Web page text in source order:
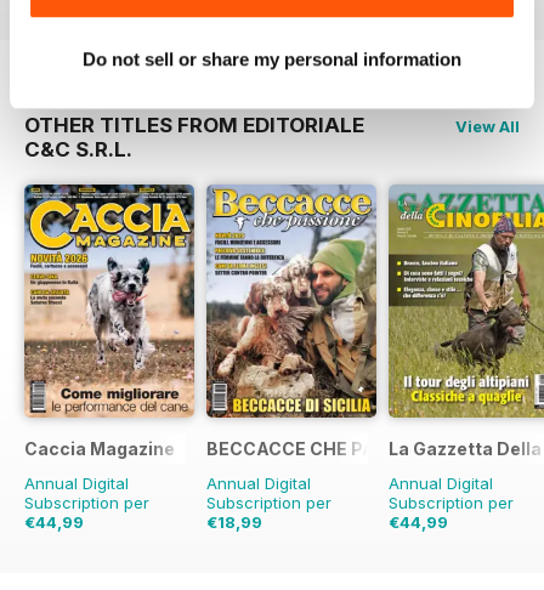
Do not sell or share my personal information
OTHER TITLES FROM EDITORIALE
C&C S.R.L.
View All
Caccia Magazine
Annual Digital
Subscription per
€44,99
BECCACCE CHE PASSIONE
Annual Digital
Subscription per
€18,99
La Gazzetta
Annual Digital
Subscription per
€44,99